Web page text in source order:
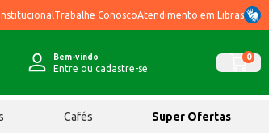
Trabalhe ConoscoAtendimento em Libras
Bem-vindo
Entre ou cadastre-se
0
Cafés Super Ofertas